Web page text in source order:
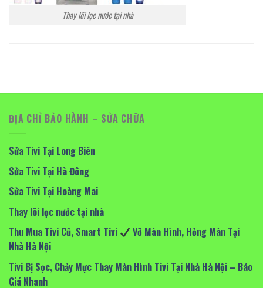
Thay lõi lọc nước tại nhà
ĐỊA CHỈ BẢO HÀNH – SỬA CHỮA
Sửa Tivi Tại Long Biên
Sửa Tivi Tại Hà Đông
Sửa Tivi Tại Hoàng Mai
Thay lõi lọc nước tại nhà
Thu Mua Tivi Cũ, Smart Tivi
Vỡ Màn Hình, Hỏng Màn Tại
Nhà Hà Nội
Tivi Bị Sọc, Chảy Mực Thay Màn Hình Tivi Tại Nhà Hà Nội – Báo
Giá Nhanh